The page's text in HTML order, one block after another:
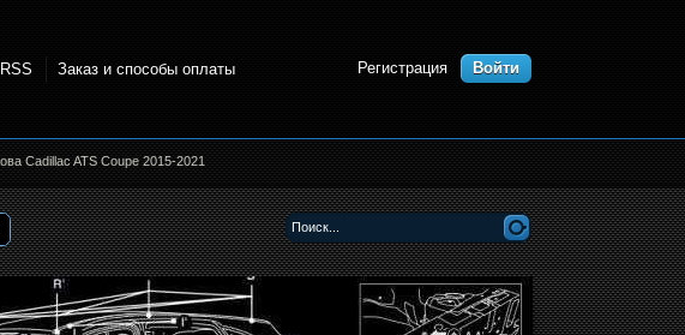
RSS Заказ и способы оплаты Регистрация Войти
Cadillac ATS Coupe 2015-2021